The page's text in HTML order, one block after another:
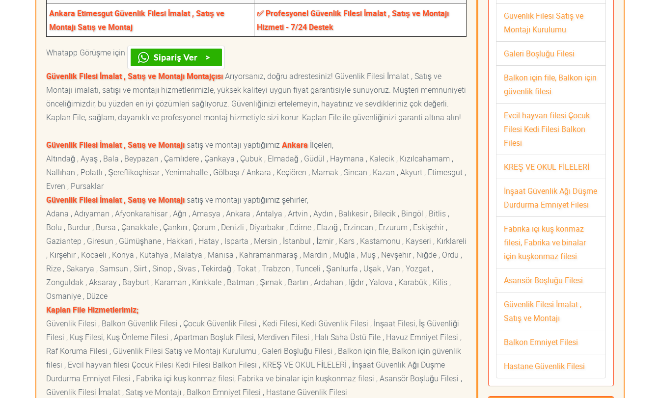
Ankara Etimesgut Güvenlik Filesi İmalat , Satış ve
Montajı Satış ve Montaj
✅ Profesyonel Güvenlik Filesi İmalat , Satış ve Montajı
Hizmeti - 7/24 Destek
Whatapp Görüşme için
Güvenlik Filesi İmalat , Satış ve Montajı MontajçısıArıyorsanız, doğru adrestesiniz! Güvenlik Filesi İmalat , Satış ve
Montajı imalatı, satışı ve montajı hizmetlerimizle, yüksek kaliteyi uygun fiyat garantisiyle sunuyoruz. Müşteri memnuniyeti
önceliğimizdir, bu yüzden en iyi çözümleri sağlıyoruz. Güvenliğinizi ertelemeyin, hayatınız ve sevdikleriniz çok değerli.
Kaplan File, sağlam, dayanıklı ve profesyonel montaj hizmetiyle sizi korur. Kaplan File ile güvenliğinizi garanti altına alın!
Güvenlik Filesi İmalat , Satış ve Montajısatış ve montajı yaptığımızAnkara İlçeleri;
Altındağ , Ayaş , Bala , Beypazarı , Çamlıdere , Çankaya , Çubuk , Elmadağ , Güdül , Haymana , Kalecik , Kızılcahamam ,
Nallıhan , Polatlı , Şereflikoçhisar , Yenimahalle , Gölbaşı / Ankara , Keçiören , Mamak , Sincan , Kazan , Akyurt , Etimesgut ,
Evren , Pursaklar
Güvenlik Filesi İmalat , Satış ve Montajısatış ve montajı yaptığımız şehirler;
Adana , Adıyaman , Afyonkarahisar , Ağrı , Amasya , Ankara , Antalya , Artvin , Aydın , Balıkesir , Bilecik , Bingöl , Bitlis ,
Bolu , Burdur , Bursa , Çanakkale , Çankırı , Çorum , Denizli , Diyarbakır , Edirne , Elazığ , Erzincan , Erzurum , Eskişehir ,
Gaziantep , Giresun , Gümüşhane , Hakkari , Hatay , Isparta , Mersin , İstanbul , İzmir , Kars , Kastamonu , Kayseri , Kırklareli
, Kırşehir , Kocaeli , Konya , Kütahya , Malatya , Manisa , Kahramanmaraş , Mardin , Muğla , Muş , Nevşehir , Niğde , Ordu ,
Rize , Sakarya , Samsun , Siirt , Sinop , Sivas , Tekirdağ , Tokat , Trabzon , Tunceli , Şanlıurfa , Uşak , Van , Yozgat ,
Zonguldak , Aksaray , Bayburt , Karaman , Kırıkkale , Batman , Şırnak , Bartın , Ardahan , Iğdır , Yalova , Karabük , Kilis ,
Osmaniye , Düzce
Kaplan File Hizmetlerimiz;
Güvenlik Filesi , Balkon Güvenlik Filesi , Çocuk Güvenlik Filesi , Kedi Filesi, Kedi Güvenlik Filesi , İnşaat Filesi, İş Güvenliği
Filesi , Kuş Filesi, Kuş Önleme Filesi , Apartman Boşluk Filesi, Merdiven Filesi , Halı Saha Üstü File , Havuz Emniyet Filesi ,
Raf Koruma Filesi , Güvenlik Filesi Satış ve Montajı Kurulumu , Galeri Boşluğu Filesi , Balkon için file, Balkon için güvenlik
filesi , Evcil hayvan filesi Çocuk Filesi Kedi Filesi Balkon Filesi , KREŞ VE OKUL FİLELERİ , İnşaat Güvenlik Ağı Düşme
Durdurma Emniyet Filesi , Fabrika içi kuş konmaz filesi, Fabrika ve binalar için kuşkonmaz filesi , Asansör Boşluğu Filesi ,
Güvenlik Filesi İmalat , Satış ve Montajı , Balkon Emniyet Filesi , Hastane Güvenlik Filesi
Güvenlik Filesi Satış ve
Montajı Kurulumu
Galeri Boşluğu Filesi
Balkon için file, Balkon için
güvenlik filesi
Evcil hayvan filesi Çocuk
Filesi Kedi Filesi Balkon
Filesi
KREŞ VE OKUL FİLELERİ
İnşaat Güvenlik Ağı Düşme
Durdurma Emniyet Filesi
Fabrika içi kuş konmaz
filesi, Fabrika ve binalar
için kuşkonmaz filesi
Asansör Boşluğu Filesi
Güvenlik Filesi İmalat ,
Satış ve Montajı
Balkon Emniyet Filesi
Hastane Güvenlik Filesi